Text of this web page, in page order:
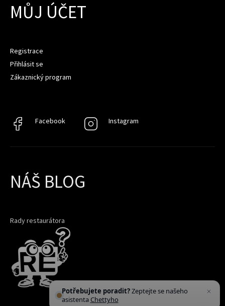
MŮJ ÚČET
Registrace
Přihlásit se
Zákaznický program
Facebook
Facebook Instagram
Instagram
NÁŠ BLOG
Rady restaurátora
Potřebujete poradit?Zeptejte se našeho
asistentaChettyho